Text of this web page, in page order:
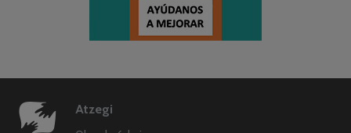
Atzegi